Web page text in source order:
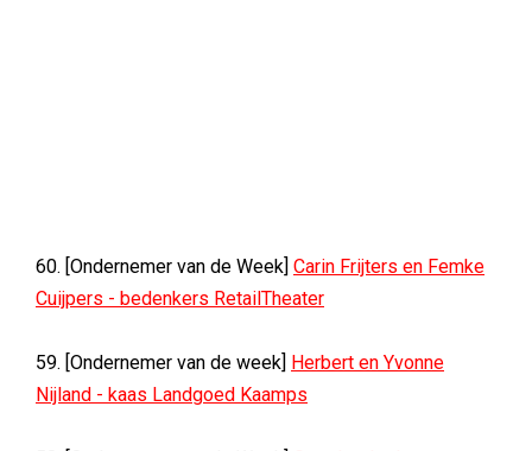
60. [Ondernemer van de Week] Carin Frijters en Femke
Cuijpers - bedenkers RetailTheater
59. [Ondernemer van de week] Herbert en Yvonne
Nijland - kaas Landgoed Kaamps